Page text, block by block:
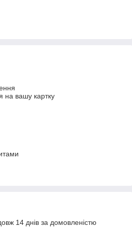
на вашу картку
14 днів за домовленістю